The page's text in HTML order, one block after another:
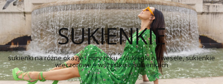
SUKIENKIE
sukienki na różne okazje i pory roku – Sukienki na wesele, sukienkie
wieczorowe – wszystko o sukienkach